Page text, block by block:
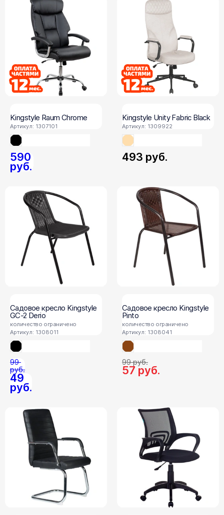
Kingstyle Raum Chrome
Артикул: 1307101
590
руб.
Kingstyle Unity Fabric Black
Артикул: 1309922
493 руб.
Садовое кресло Kingstyle
GC-2 Derio
количество ограничено
Артикул: 1308011
49
руб.
99
руб.
Садовое кресло Kingstyle
Pinto
количество ограничено
Артикул: 1308041
57 руб.
99руб.